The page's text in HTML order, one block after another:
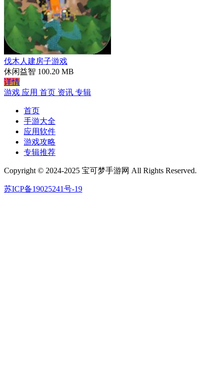
伐木人建房子游戏
休闲益智 100.20 MB
详情
游戏 应用 首页 资讯 专辑
首页
手游大全
应用软件
游戏攻略
专辑推荐
Copyright © 2024-2025 宝可梦手游网 All Rights Reserved.
苏ICP备19025241号-19